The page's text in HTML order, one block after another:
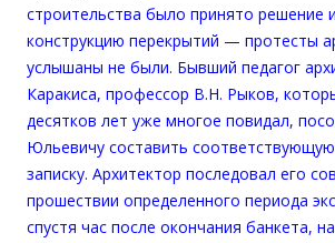
строительства было принято решение
конструкцию перекрытий — протесты
услышаны не были. Бывший педагог
Каракиса, профессор В.Н. Рыков,
десятков лет уже многое повидал,
Юльевичу составить
записку. Архитектор последовал его
прошествии определенного периода
спустя час после окончания банкета,